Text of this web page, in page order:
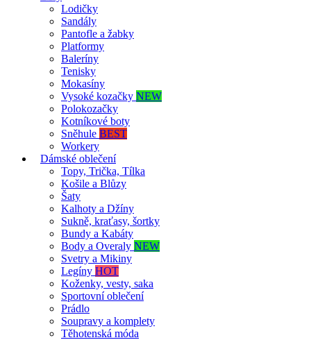
Lodičky
Sandály
Pantofle a žabky
Platformy
Baleríny
Tenisky
Mokasíny
Vysoké kozačky NEW
Polokozačky
Kotníkové boty
Sněhule BEST
Workery
Dámské oblečení
Topy, Trička, Tílka
Košile a Blůzy
Šaty
Kalhoty a Džíny
Sukně, kraťasy, šortky
Bundy a Kabáty
Body a Overaly NEW
Svetry a Mikiny
Legíny HOT
Koženky, vesty, saka
Sportovní oblečení
Prádlo
Soupravy a komplety
Těhotenská móda